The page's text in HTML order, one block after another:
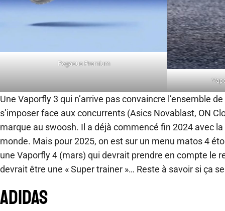
Pegasus Premium
Une Vaporfly 3 qui n’arrive pas convaincre l’ensemble
s’imposer face aux concurrents (Asics Novablast, ON
marque au swoosh. Il a déjà commencé fin 2024 avec
monde. Mais pour 2025, on est sur un menu matos 4
une Vaporfly 4 (mars) qui devrait prendre en compte le
devrait être une « Super trainer »… Reste à savoir si ça
Adidas